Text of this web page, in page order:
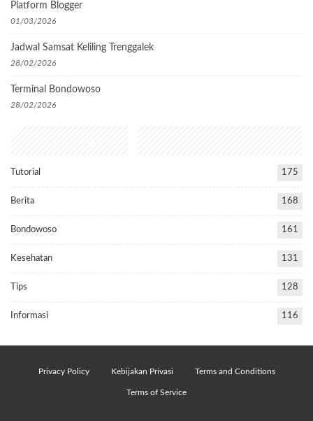
Platform Blogger
01/03/2026
Jadwal Samsat Keliling Trenggalek
28/02/2026
Terminal Bondowoso
28/02/2026
Popular Categories
Tutorial 175
Berita 168
Bondowoso 161
Kesehatan 131
Tips 128
Informasi 116
Privacy Policy Kebijakan Privasi Terms and Conditions
Terms of Service